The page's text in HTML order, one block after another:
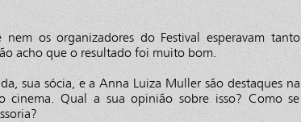
os organizadores do Festival esperavam tanto
acho que o resultado foi muito bom.
sua sócia, e a Anna Luiza Muller são destaques na
cinema. Qual a sua opinião sobre isso? Como se